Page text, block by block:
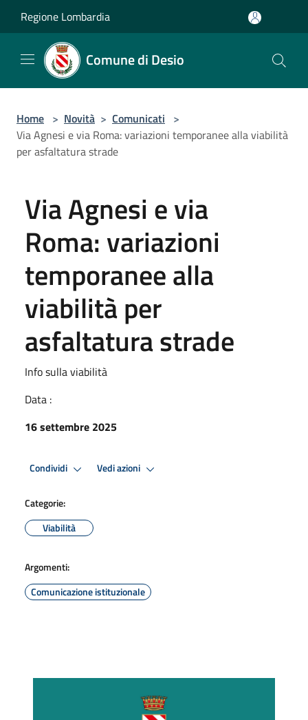
Regione Lombardia
Comune di Desio
Home > Novità > Comunicati >
Via Agnesi e via Roma: variazioni temporanee alla viabilità
per asfaltatura strade
Via Agnesi e via
Roma: variazioni
temporanee alla
viabilità per
asfaltatura strade
Info sulla viabilità
Data :
16 settembre 2025
Condividi Vedi azioni
Categorie:
Viabilità
Argomenti:
Comunicazione istituzionale